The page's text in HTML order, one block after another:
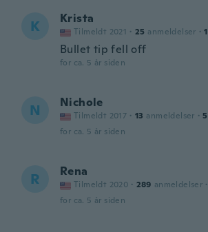
K Krista
Tilmeldt 2021 · 25 anmeldelser · 1
Bullet tip fell off
for ca. 5 år siden
N Nichole
Tilmeldt 2017 · 13 anmeldelser · 5
for ca. 5 år siden
R Rena
Tilmeldt 2020 · 289 anmeldelser ·
for ca. 5 år siden